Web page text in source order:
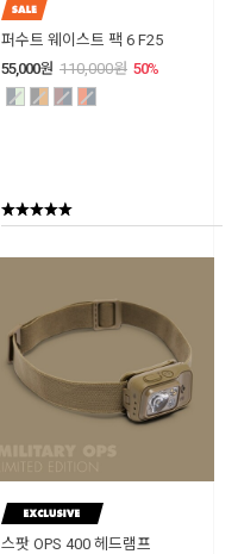
퍼수트 웨이스트 팩 6 F25
55,000원 110,000원 50%
스팟 OPS 400 헤드램프